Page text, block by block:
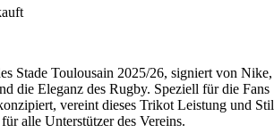
Stade Toulousain 2025/26, signiert von Nike,
die Eleganz des Rugby. Speziell für die Fans
vereint dieses Trikot Leistung und Stil
alle Unterstützer des Vereins.